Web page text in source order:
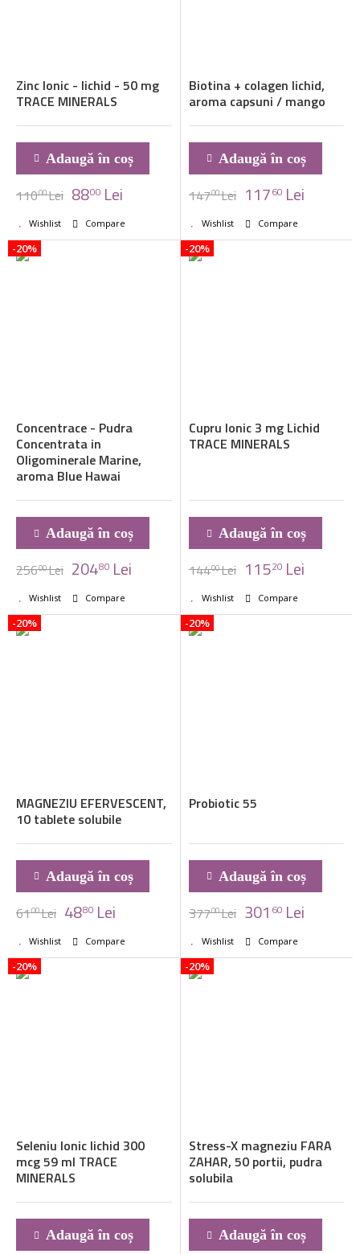
Zinc Ionic - lichid - 50 mg
TRACE MINERALS
Adaugă în coș
11000Lei 8800 Lei
Wishlist Compare
Biotina + colagen lichid,
aroma capsuni / mango
Adaugă în coș
14700Lei 11760 Lei
Wishlist Compare
Concentrace - Pudra
Concentrata in
Oligominerale Marine,
aroma Blue Hawai
Adaugă în coș
25600Lei 20480 Lei
Wishlist Compare
-20%
Cupru Ionic 3 mg Lichid
TRACE MINERALS
Adaugă în coș
14400Lei 11520 Lei
Wishlist Compare
-20%
MAGNEZIU EFERVESCENT,
10 tablete solubile
Adaugă în coș
6100Lei 4880 Lei
Wishlist Compare
-20%
Probiotic 55
Adaugă în coș
37700Lei 301 60 Lei
Wishlist Compare
-20%
Seleniu Ionic lichid 300
mcg 59 ml TRACE
MINERALS
Adaugă în coș
-20%
Stress-X magneziu FARA
ZAHAR, 50 portii, pudra
solubila
Adaugă în coș
-20%